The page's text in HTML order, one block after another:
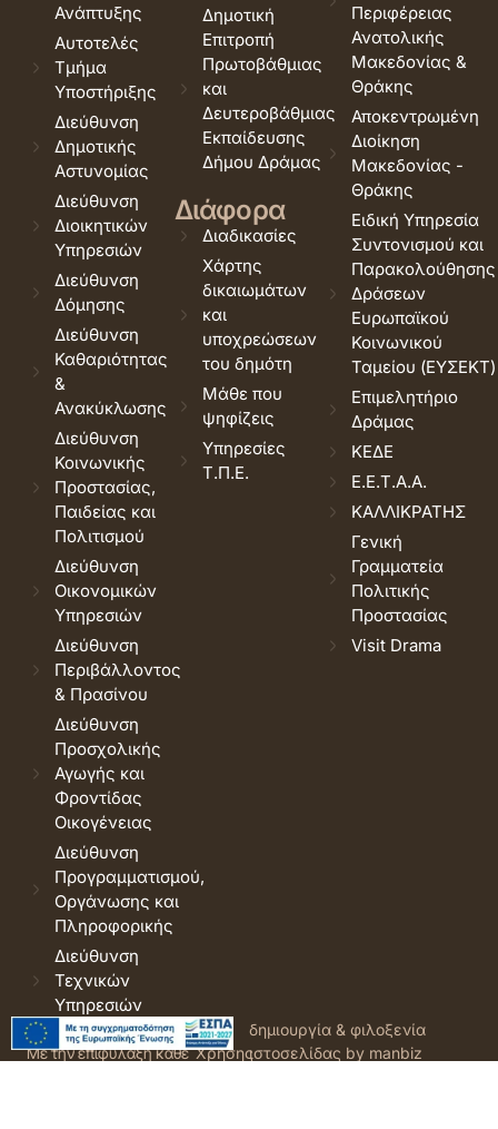
Ανάπτυξης
Αυτοτελές
Τμήμα
Υποστήριξης
Διεύθυνση
Δημοτικής
Αστυνομίας
Διεύθυνση
Διοικητικών
Υπηρεσιών
Διεύθυνση
Δόμησης
Διεύθυνση
Καθαριότητας
&
Ανακύκλωσης
Διεύθυνση
Κοινωνικής
Προστασίας,
Παιδείας και
Πολιτισμού
Διεύθυνση
Οικονομικών
Υπηρεσιών
Διεύθυνση
Περιβάλλοντος
& Πρασίνου
Διεύθυνση
Προσχολικής
Αγωγής και
Φροντίδας
Οικογένειας
Διεύθυνση
Προγραμματισμού,
Οργάνωσης και
Πληροφορικής
Διεύθυνση
Τεχνικών
Υπηρεσιών
Δημοτική
Επιτροπή
Πρωτοβάθμιας
και
Δευτεροβάθμιας
Εκπαίδευσης
Δήμου Δράμας
Διάφορα
Διαδικασίες
Χάρτης
δικαιωμάτων
και
υποχρεώσεων
του δημότη
Μάθε που
ψηφίζεις
Υπηρεσίες
Τ.Π.Ε.
Περιφέρειας
Ανατολικής
Μακεδονίας &
Θράκης
Αποκεντρωμένη
Διοίκηση
Μακεδονίας -
Θράκης
Ειδική Υπηρεσία
Συντονισμού και
Παρακολούθησης
Δράσεων
Ευρωπαϊκού
Κοινωνικού
Ταμείου (ΕΥΣΕΚΤ)
Επιμελητήριο
Δράμας
ΚΕΔΕ
Ε.Ε.Τ.Α.Α.
ΚΑΛΛΙΚΡΑΤΗΣ
Γενική
Γραμματεία
Πολιτικής
Προστασίας
Visit Drama
© 2026 Δήμος Δράμας.
Με την επιφύλαξη κάθε
Όροι
Χρήσης
δημιουργία & φιλοξενία
ιστοσελίδας by manbiz